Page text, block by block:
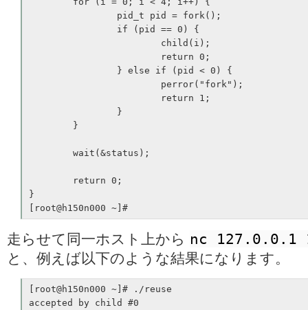
                pid_t pid = fork();
                if (pid == 0) {
                        child(i);
                        return 0;
                } else if (pid < 0) {
                        perror("fork");
                        return 1;
                }
        }
        wait(&status);
        return 0;
}
[root@h150n000 ~]#
走らせて同一ホスト上から nc 127.0.0.1
と、例えば以下のような結果になります。
[root@h150n000 ~]# ./reuse
accepted by child #0